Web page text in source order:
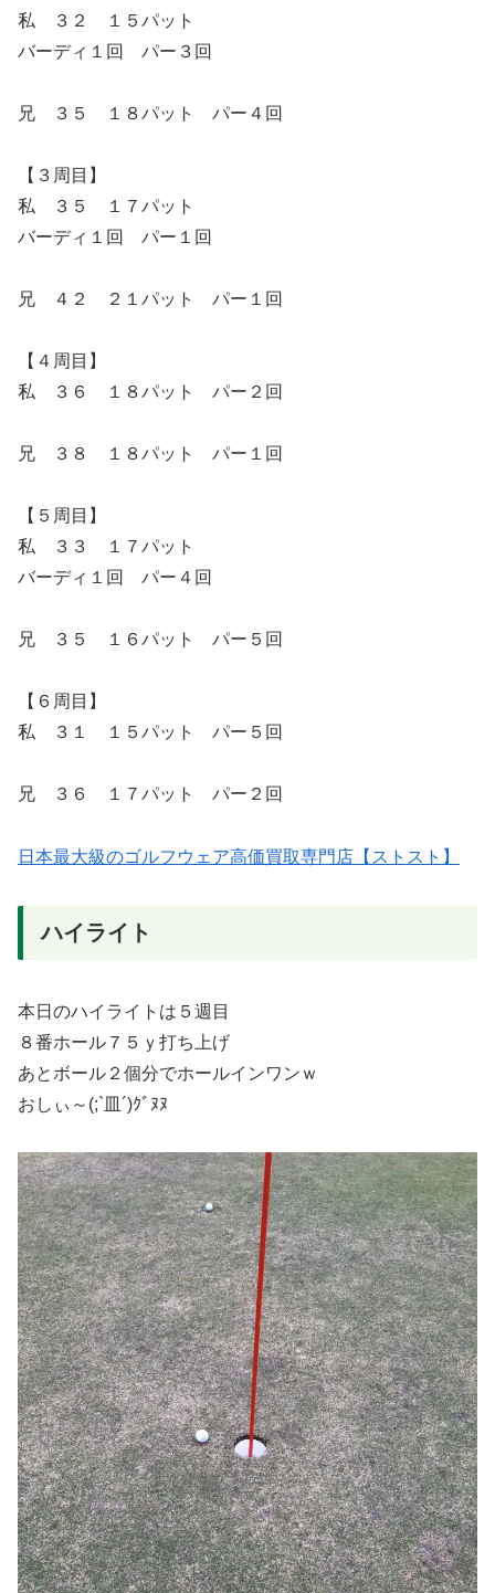
私 ３２ １５パット
バーディ１回 パー３回
兄 ３５ １８パット パー４回
【３周目】
私 ３５ １７パット
バーディ１回 パー１回
兄 ４２ ２１パット パー１回
【４周目】
私 ３６ １８パット パー２回
兄 ３８ １８パット パー１回
【５周目】
私 ３３ １７パット
バーディ１回 パー４回
兄 ３５ １６パット パー５回
【６周目】
私 ３１ １５パット パー５回
兄 ３６ １７パット パー２回
日本最大級のゴルフウェア高価買取専門店【ストスト】
ハイライト
本日のハイライトは５週目
８番ホール７５ｙ打ち上げ
あとボール２個分でホールインワンｗ
おしぃ～(;`皿´)ｸﾞﾇﾇ